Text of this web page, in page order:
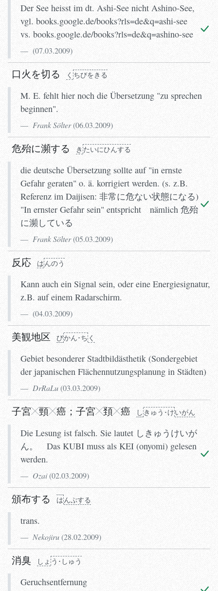
Der See heisst im dt. Ashi-See nicht Ashino-See,
vgl. books.google.de/books?rls=de&q=ashi-see
vs. books.google.de/books?rls=de&q=ashino-see
(07.03.2009)
口火を切る く ちびをきる
M. E. fehlt hier noch die Übersetzung "zu sprechen
beginnen".
Frank Sölter(06.03.2009)
危殆に瀕する き たいにひんする
die deutsche Übersetzung sollte auf "in ernste
Gefahr geraten" o. ä. korrigiert werden. (s. z.B.
Referenz im Daijisen: 非常に危ない状態になる)
"In ernster Gefahr sein" entspricht nämlich 危殆
に瀕している
Frank Sölter(05.03.2009)
反応 は んのう
Kann auch ein Signal sein, oder eine Energiesignatur,
z.B. auf einem Radarschirm.
(04.03.2009)
美観地区 びかん･ちく
Gebiet besonderer Stadtbildästhetik (Sondergebiet
der japanischen Flächennutzungsplanung in Städten)
DrRaLu(03.03.2009)
子宮 頸 癌 ； 子宮 頚 癌 し きゅう･けいがん
Die Lesung ist falsch. Sie lautet しきゅうけいが
ん。 Das KUBI muss als KEI (onyomi) gelesen
werden.
Ozai(02.03.2009)
頒布する は んぷする
trans.
Nekojiru(28.02.2009)
消臭 しょ う･しゅう
Geruchsentfernung